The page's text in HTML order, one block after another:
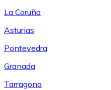
La Coruña
Asturias
Pontevedra
Granada
Tarragona